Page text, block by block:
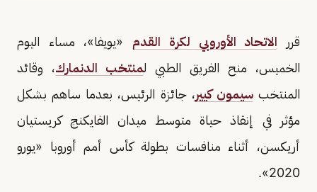
قرر الاتحاد الأوروبي لكرة القدم «يويفا»، مساء اليوم
الخميس، منح الفريق الطبي لمنتخب الدنمارك، وقائد
المنتخبسيمون كيير، جائزة الرئيس، بعدما ساهم بشكل
مؤثر في إنقاذ حياة متوسط ميدان الفايكنج كريستيان
أريكسن، أثناء منافسات بطولة كأس أمم أوروبا «يورو
2020».